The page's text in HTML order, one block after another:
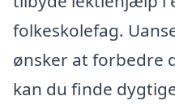
folkeskolefag.
ønsker at forbedre
kan du finde